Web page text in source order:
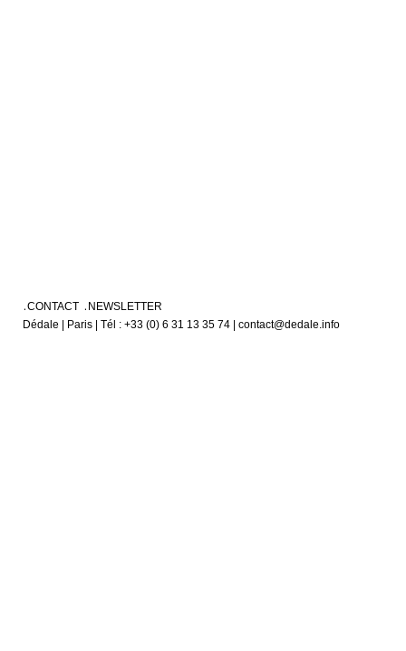
CONTACT
NEWSLETTER
Dédale | Paris | Tél : +33 (0) 6 31 13 35 74 | contact@dedale.info